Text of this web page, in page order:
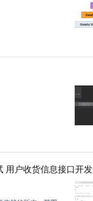
用户收货信息接口开发